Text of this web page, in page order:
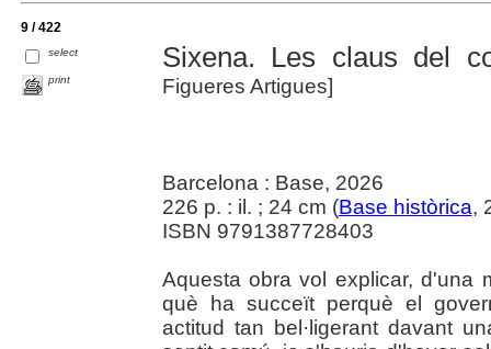
9 / 422
select
print
Sixena. Les claus del
Figueres Artigues]
Barcelona : Base, 2026
226 p. : il. ; 24 cm (Base històrica,
ISBN 9791387728403
Aquesta obra vol explicar, d'una
què ha succeït perquè el
actitud tan bel·ligerant davant